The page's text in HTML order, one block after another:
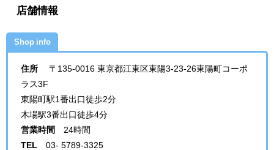
店舗情報
Shop info
住所
〒135-0016 東京都江東区東陽3-23-26東陽町コーポ
ラス3F
東陽町駅1番出口徒歩2分
木場駅3番出口徒歩4分
営業時間
24時間
TEL
03- 5789-3325